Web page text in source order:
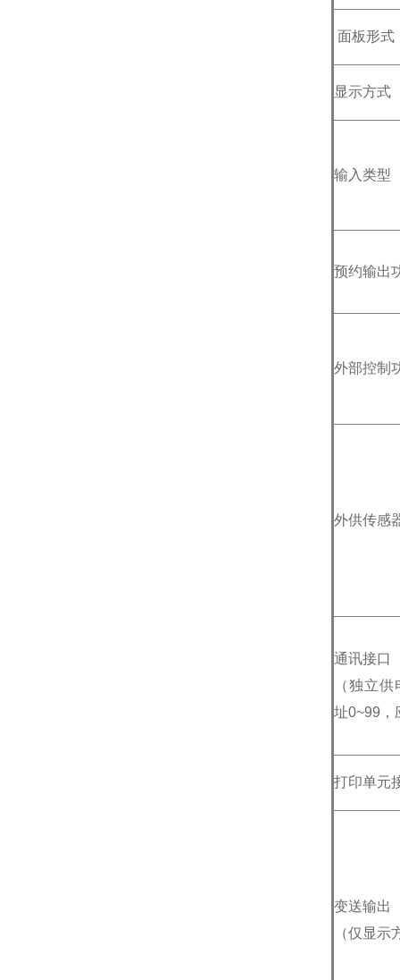
面板形式
显示方式
输入类型
预约输出
外部控制
外供传感
通讯接口
（独立
址0~99，
打印单元
变送输出
（仅显示